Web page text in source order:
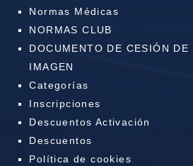
Normas Médicas
NORMAS CLUB
DOCUMENTO DE CESIÓN DE
IMAGEN
Categorías
Inscripciones
Descuentos Activación
Descuentos
Política de cookies